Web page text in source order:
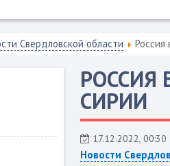
Свердловской области
РОССИЯ
СИРИИ
17.12.2022, 00:30
Новости